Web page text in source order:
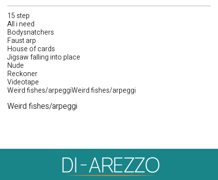
15 step
All i need
Bodysnatchers
Faust arp
House of cards
Jigsaw falling into place
Nude
Reckoner
Videotape
Weird fishes/arpeggiWeird fishes/arpeggi
Weird fishes/arpeggi